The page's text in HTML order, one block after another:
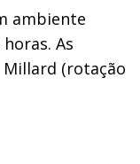
ambiente
As
Millard (rotação